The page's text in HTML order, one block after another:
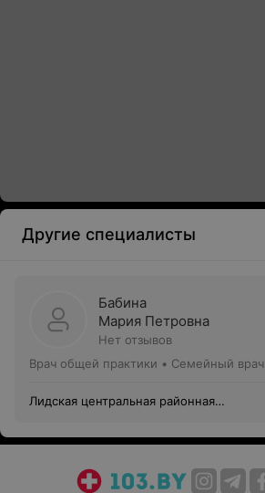
Другие специалисты
Бабина
Мария Петровна
Нет отзывов
Врач общей практики • Семейный врач
Лидская центральная районная